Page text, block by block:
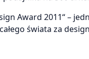
Award 2011“ –
świata za